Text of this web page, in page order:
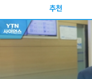
추천